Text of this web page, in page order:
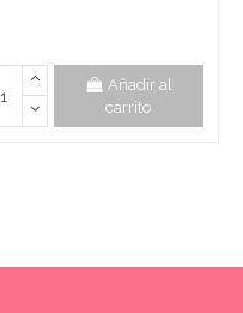
Añadir al
carrito